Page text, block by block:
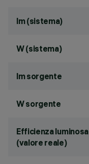
lm (sistema)
W (sistema)
lm sorgente
W sorgente
Efficienza luminosa
(valore reale)